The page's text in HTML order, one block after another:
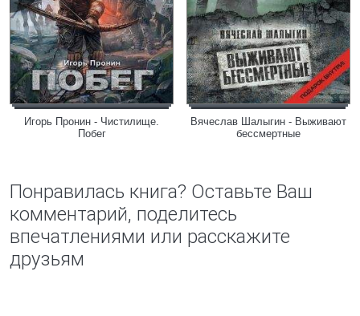
Игорь Пронин - Чистилище.
Побег
Вячеслав Шалыгин - Выживают
бессмертные
Понравилась книга? Оставьте Ваш
комментарий, поделитесь
впечатлениями или расскажите
друзьям